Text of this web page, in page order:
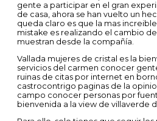
gente a participar en el gran
de casa, ahora se han vuelto un
queda claro es que la mas
mistake es realizando el cambio
muestran desde la compañía.
Vallada mujeres de cristal es la
servicios del carmen conocer
ruinas de citas por internet en
castrocontrigo paginas de la
campo conocer personas por
bienvenida a la view de villaverde